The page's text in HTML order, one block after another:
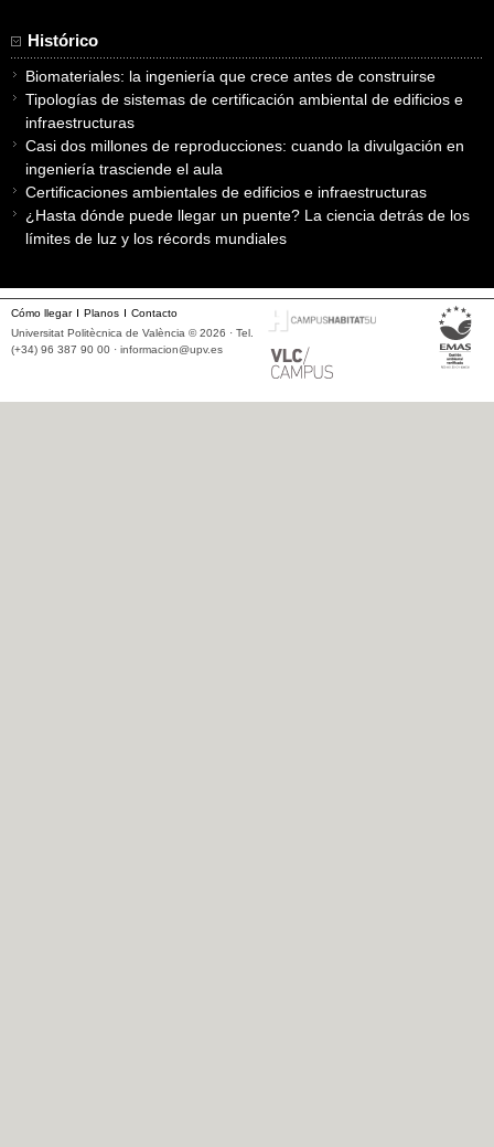
Histórico
Biomateriales: la ingeniería que crece antes de construirse
Tipologías de sistemas de certificación ambiental de edificios e
infraestructuras
Casi dos millones de reproducciones: cuando la divulgación en
ingeniería trasciende el aula
Certificaciones ambientales de edificios e infraestructuras
¿Hasta dónde puede llegar un puente? La ciencia detrás de los
límites de luz y los récords mundiales
Cómo llegar Planos
Contacto
Universitat Politècnica de València © 2026 · Tel.
(+34) 96 387 90 00 · informacion@upv.es